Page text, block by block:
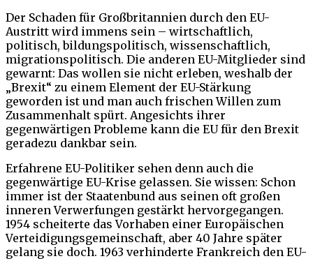
Der Schaden für Großbritannien durch den EU-
Austritt wird immens sein – wirtschaftlich,
politisch, bildungspolitisch, wissenschaftlich,
migrationspolitisch. Die anderen EU-Mitglieder sind
gewarnt: Das wollen sie nicht erleben, weshalb der
„Brexit“ zu einem Element der EU-Stärkung
geworden ist und man auch frischen Willen zum
Zusammenhalt spürt. Angesichts ihrer
gegenwärtigen Probleme kann die EU für den Brexit
geradezu dankbar sein.
Erfahrene EU-Politiker sehen denn auch die
gegenwärtige EU-Krise gelassen. Sie wissen: Schon
immer ist der Staatenbund aus seinen oft großen
inneren Verwerfungen gestärkt hervorgegangen.
1954 scheiterte das Vorhaben einer Europäischen
Verteidigungsgemeinschaft, aber 40 Jahre später
gelang sie doch. 1963 verhinderte Frankreich den EU-